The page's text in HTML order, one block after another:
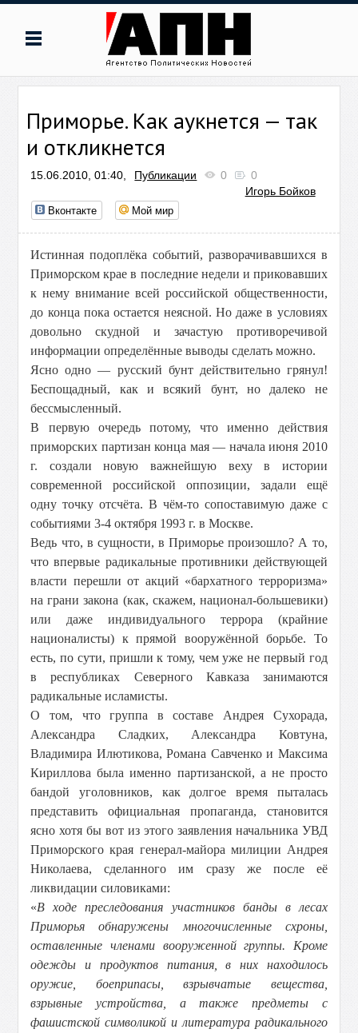
Приморье. Как аукнется — так
и откликнется
15.06.2010, 01:40, Публикации 0
0
Игорь Бойков
Вконтакте Мой мир
Истинная подоплёка событий, разворачивавшихся в
Приморском крае в последние недели и приковавших
к нему внимание всей российской общественности,
до конца пока остается неясной. Но даже в условиях
довольно скудной и зачастую противоречивой
информации определённые выводы сделать можно.
Ясно одно — русский бунт действительно грянул!
Беспощадный, как и всякий бунт, но далеко не
бессмысленный.
В первую очередь потому, что именно действия
приморских партизан конца мая — начала июня 2010
г. создали новую важнейшую веху в истории
современной российской оппозиции, задали ещё
одну точку отсчёта. В чём-то сопоставимую даже с
событиями 3-4 октября 1993 г. в Москве.
Ведь что, в сущности, в Приморье произошло? А то,
что впервые радикальные противники действующей
власти перешли от акций «бархатного терроризма»
на грани закона (как, скажем, национал-большевики)
или даже индивидуального террора (крайние
националисты) к прямой вооружённой борьбе. То
есть, по сути, пришли к тому, чем уже не первый год
в республиках Северного Кавказа занимаются
радикальные исламисты.
О том, что группа в составе Андрея Сухорада,
Александра Сладких, Александра Ковтуна,
Владимира Илютикова, Романа Савченко и Максима
Кириллова была именно партизанской, а не просто
бандой уголовников, как долгое время пыталась
представить официальная пропаганда, становится
ясно хотя бы вот из этого заявления начальника УВД
Приморского края генерал-майора милиции Андрея
Николаева, сделанного им сразу же после её
ликвидации силовиками:
«В ходе преследования участников банды в лесах
Приморья обнаружены многочисленные схроны,
оставленные членами вооруженной группы. Кроме
одежды и продуктов питания, в них находилось
оружие, боеприпасы, взрывчатые вещества,
взрывные устройства, а также предметы с
фашистской символикой и литература радикального